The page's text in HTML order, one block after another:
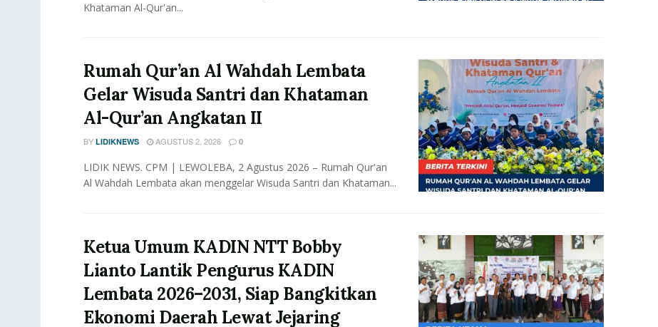
Khataman Al-Qur'an...
Rumah Qur’an Al Wahdah Lembata
Gelar Wisuda Santri dan Khataman
Al-Qur’an Angkatan II
BY LIDIKNEWS AGUSTUS 2, 2026 0
LIDIK NEWS. CPM | LEWOLEBA, 2 Agustus 2026 – Rumah Qur'an
Al Wahdah Lembata akan menggelar Wisuda Santri dan Khataman...
Ketua Umum KADIN NTT Bobby
Lianto Lantik Pengurus KADIN
Lembata 2026–2031, Siap Bangkitkan
Ekonomi Daerah Lewat Jejaring